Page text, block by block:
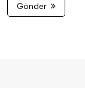
Gönder